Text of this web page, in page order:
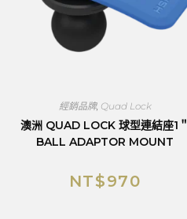
經銷品牌, Quad Lock
澳洲 QUAD LOCK 球型連結座1＂
BALL ADAPTOR MOUNT
NT$970